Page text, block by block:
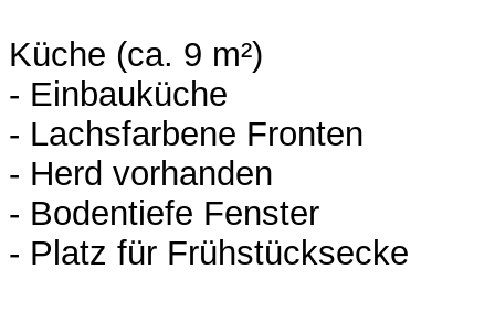
Küche (ca. 9 m²)
- Einbauküche
- Lachsfarbene Fronten
- Herd vorhanden
- Bodentiefe Fenster
- Platz für Frühstücksecke